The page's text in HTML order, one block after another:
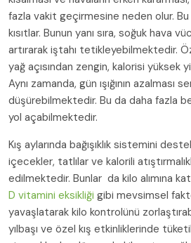
fazla vakit geçirmesine neden olur.
kısıtlar. Bunun yanı sıra, soğuk hava
artırarak iştahı tetikleyebilmektedir.
yağ açısından zengin, kalorisi yüksek
Aynı zamanda, gün ışığının azalması
düşürebilmektedir. Bu da daha fazla
yol açabilmektedir.
Kış aylarında bağışıklık sistemini
içecekler, tatlılar ve kalorili
edilmektedir. Bunlar da kilo alımına
D vitamini eksikliği gibi mevsimsel
yavaşlatarak kilo kontrolünü
yılbaşı ve özel kış etkinliklerinde